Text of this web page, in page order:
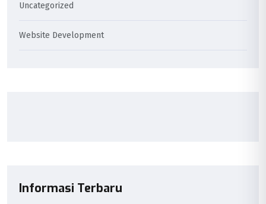
Uncategorized
Website Development
Informasi Terbaru